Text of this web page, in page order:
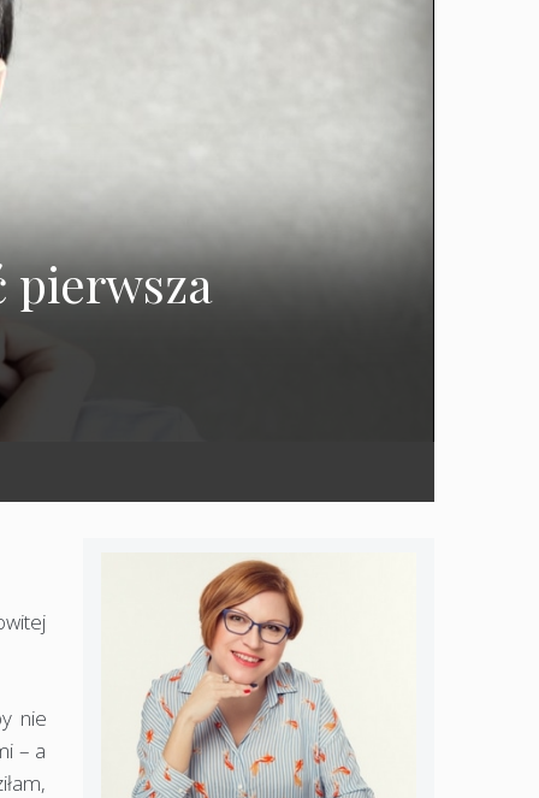
pierwsza
nie
– a